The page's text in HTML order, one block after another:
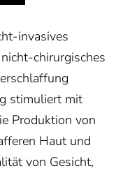
invasives
chirurgisches
stimuliert mit
Produktion von
Haut und
von Gesicht,